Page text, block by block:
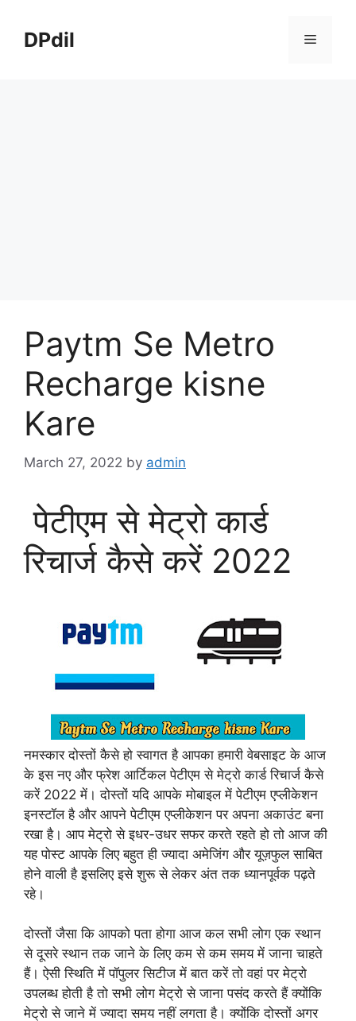
contentDPdil Menu
Paytm Se Metro
Recharge kisne
Kare
March 27, 2022 by admin
पेटीएम से मेट्रो कार्ड
रिचार्ज कैसे करें 2022
नमस्कार दोस्तों कैसे हो स्वागत है आपका हमारी वेबसाइट के आज
के इस नए और फ्रेश आर्टिकल पेटीएम से मेट्रो कार्ड रिचार्ज कैसे
करें 2022 में। दोस्तों यदि आपके मोबाइल में पेटीएम एप्लीकेशन
इनस्टॉल है और आपने पेटीएम एप्लीकेशन पर अपना अकाउंट बना
रखा है। आप मेट्रो से इधर-उधर सफर करते रहते हो तो आज की
यह पोस्ट आपके लिए बहुत ही ज्यादा अमेजिंग और यूज़फुल साबित
होने वाली है इसलिए इसे शुरू से लेकर अंत तक ध्यानपूर्वक पढ़ते
रहे।
दोस्तों जैसा कि आपको पता होगा आज कल सभी लोग एक स्थान
से दूसरे स्थान तक जाने के लिए कम से कम समय में जाना चाहते
हैं। ऐसी स्थिति में पॉपुलर सिटीज में बात करें तो वहां पर मेट्रो
उपलब्ध होती है तो सभी लोग मेट्रो से जाना पसंद करते हैं क्योंकि
मेट्रो से जाने में ज्यादा समय नहीं लगता है। क्योंकि दोस्तों अगर